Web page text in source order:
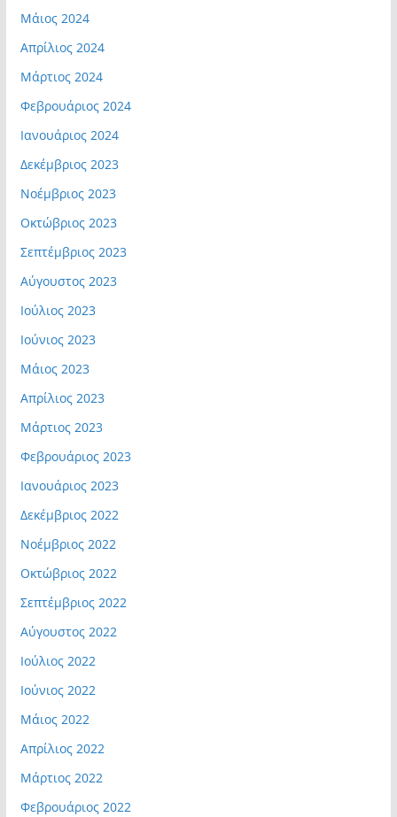
Μάιος 2024
Απρίλιος 2024
Μάρτιος 2024
Φεβρουάριος 2024
Ιανουάριος 2024
Δεκέμβριος 2023
Νοέμβριος 2023
Οκτώβριος 2023
Σεπτέμβριος 2023
Αύγουστος 2023
Ιούλιος 2023
Ιούνιος 2023
Μάιος 2023
Απρίλιος 2023
Μάρτιος 2023
Φεβρουάριος 2023
Ιανουάριος 2023
Δεκέμβριος 2022
Νοέμβριος 2022
Οκτώβριος 2022
Σεπτέμβριος 2022
Αύγουστος 2022
Ιούλιος 2022
Ιούνιος 2022
Μάιος 2022
Απρίλιος 2022
Μάρτιος 2022
Φεβρουάριος 2022